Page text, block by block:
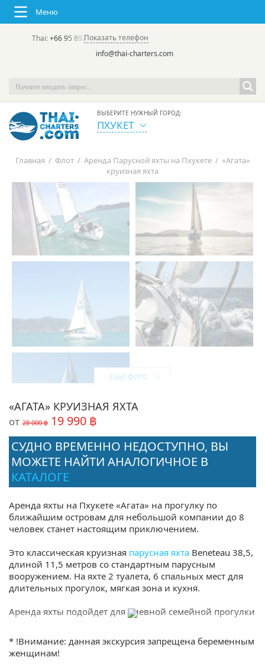
Меню
Thai:+66 95 892 7646(rus/eng) | в России:
Показать телефон
info@thai-charters.com
ВЫБЕРИТЕ НУЖНЫЙ ГОРОД:
ПХУКЕТ
Главная / Флот / Аренда Парусной яхты на Пхукете / «Агата»
круизная яхта
Поделиться:
«АГАТА» КРУИЗНАЯ ЯХТА
от 28 000 ฿ 19 990 ฿
СУДНО ВРЕМЕННО НЕДОСТУПНО, ВЫ
МОЖЕТЕ НАЙТИ АНАЛОГИЧНОЕ В
КАТАЛОГЕ
Аренда яхты на Пхукете «Агата» на прогулку по
ближайшим островам для небольшой компании до 8
человек станет настоящим приключением.
Это классическая круизная парусная яхта Beneteau 38,5,
длиной 11,5 метров со стандартным парусным
вооружением. На яхте 2 туалета, 6 спальных мест для
длительных прогулок, мягкая зона и кухня.
Аренда яхты подойдет для дневной семейной прогулки
дневной прогулки для небольшой компании на
острова Пхи Пхи.
* !Внимание: данная экскурсия запрещена беременным
женщинам!